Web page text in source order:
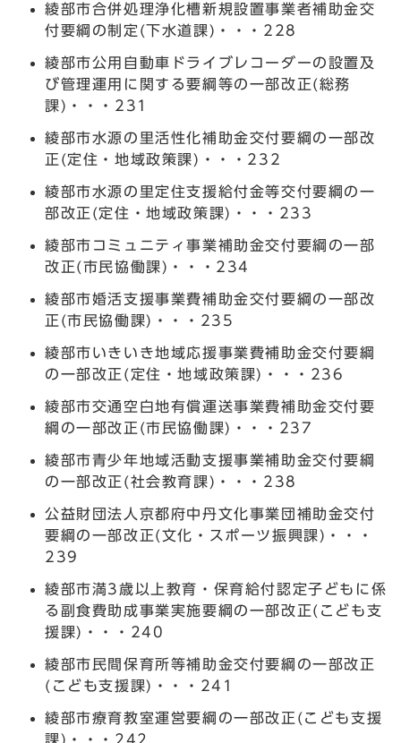
綾部市合併処理浄化槽新規設置事業者補助金交
付要綱の制定(下水道課)・・・228
綾部市公用自動車ドライブレコーダーの設置及
び管理運用に関する要綱等の一部改正(総務
課)・・・231
綾部市水源の里活性化補助金交付要綱の一部改
正(定住・地域政策課)・・・232
綾部市水源の里定住支援給付金等交付要綱の一
部改正(定住・地域政策課)・・・233
綾部市コミュニティ事業補助金交付要綱の一部
改正(市民協働課)・・・234
綾部市婚活支援事業費補助金交付要綱の一部改
正(市民協働課)・・・235
綾部市いきいき地域応援事業費補助金交付要綱
の一部改正(定住・地域政策課)・・・236
綾部市交通空白地有償運送事業費補助金交付要
綱の一部改正(市民協働課)・・・237
綾部市青少年地域活動支援事業補助金交付要綱
の一部改正(社会教育課)・・・238
公益財団法人京都府中丹文化事業団補助金交付
要綱の一部改正(文化・スポーツ振興課)・・・
239
綾部市満3歳以上教育・保育給付認定子どもに係
る副食費助成事業実施要綱の一部改正(こども支
援課)・・・240
綾部市民間保育所等補助金交付要綱の一部改正
(こども支援課)・・・241
綾部市療育教室運営要綱の一部改正(こども支援
課)・・・242